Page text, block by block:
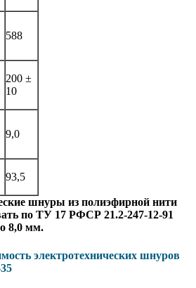
588
200 ±
10
9,0
93,5
шнуры из полиэфирной нити
по ТУ 17 РФСР 21.2-247-12-91
8,0 мм.
электротехнических шнуров